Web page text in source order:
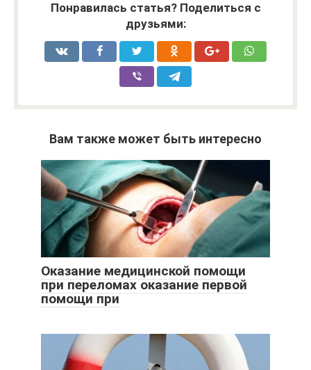
Понравилась статья? Поделиться с
друзьями:
Вам также может быть интересно
Оказание медицинской помощи
при переломах оказание первой
помощи при